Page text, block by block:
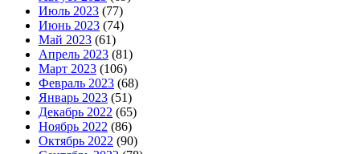
Июль 2023 (77)
Июнь 2023 (74)
Май 2023 (61)
Апрель 2023 (81)
Март 2023 (106)
Февраль 2023 (68)
Январь 2023 (51)
Декабрь 2022 (65)
Ноябрь 2022 (86)
Октябрь 2022 (90)